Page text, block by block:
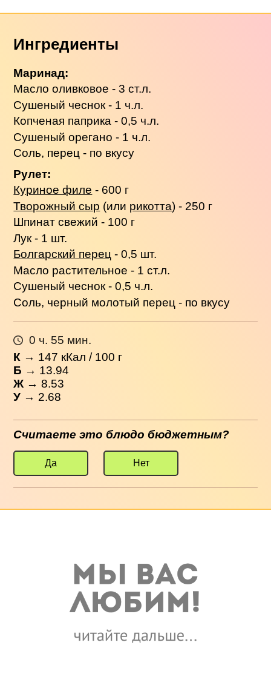
Ингредиенты
Маринад:
Масло оливковое - 3 ст.л.
Сушеный чеснок - 1 ч.л.
Копченая паприка - 0,5 ч.л.
Сушеный орегано - 1 ч.л.
Соль, перец - по вкусу
Рулет:
Куриное филе - 600 г
Творожный сыр (или рикотта) - 250 г
Шпинат свежий - 100 г
Лук - 1 шт.
Болгарский перец - 0,5 шт.
Масло растительное - 1 ст.л.
Сушеный чеснок - 0,5 ч.л.
Соль, черный молотый перец - по вкусу
0 ч. 55 мин.
К → 147 кКал / 100 г
Б → 13.94
Ж → 8.53
У → 2.68
Считаете это блюдо бюджетным?
Да Нет